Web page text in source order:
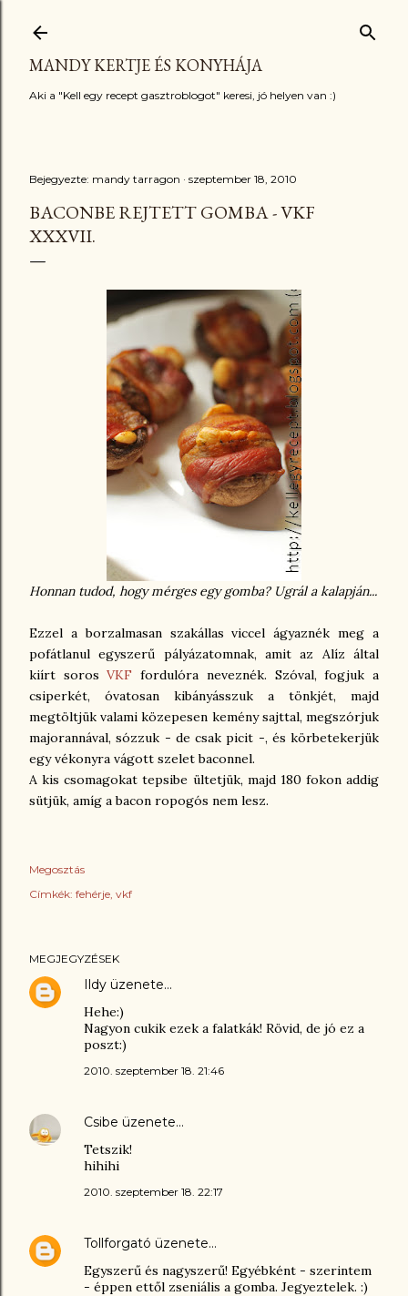
MANDY KERTJE ÉS KONYHÁJA
Aki a "Kell egy recept gasztroblogot" keresi, jó helyen van :)
Bejegyezte: mandy tarragon szeptember 18, 2010
BACONBE REJTETT GOMBA - VKF
XXXVII.
Honnan tudod, hogy mérges egy gomba? Ugrál a kalapján...
Ezzel a borzalmasan szakállas viccel ágyaznék meg a
pofátlanul egyszerű pályázatomnak, amit az Alíz által
kiírt sorosVKFfordulóra neveznék. Szóval, fogjuk a
csiperkét, óvatosan kibányásszuk a tönkjét, majd
megtöltjük valami közepesen kemény sajttal, megszórjuk
majorannával, sózzuk - de csak picit -, és körbetekerjük
egy vékonyra vágott szelet baconnel.
A kis csomagokat tepsibe ültetjük, majd 180 fokon addig
sütjük, amíg a bacon ropogós nem lesz.
Megosztás
Címkék: fehérje vkf
MEGJEGYZÉSEK
Ildy üzenete…
Hehe:)
Nagyon cukik ezek a falatkák! Rövid, de jó ez a
poszt:)
2010. szeptember 18. 21:46
Csibe üzenete…
Tetszik!
hihihi
2010. szeptember 18. 22:17
Tollforgató üzenete…
Egyszerű és nagyszerű! Egyébként - szerintem
- éppen ettől zseniális a gomba. Jegyeztelek. :)